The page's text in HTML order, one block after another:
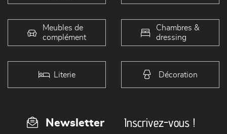
Meubles de
complément
Chambres &
dressing
Literie Décoration
Newsletter Inscrivez-vous !